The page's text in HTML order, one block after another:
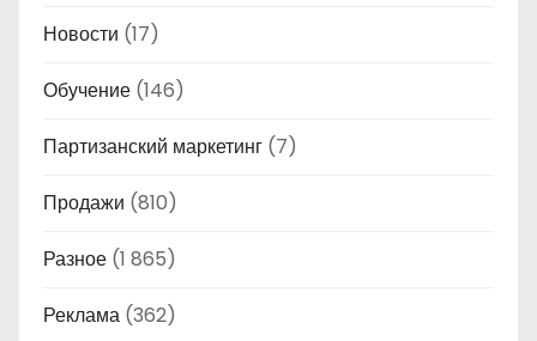
Новости (17)
Обучение (146)
Партизанский маркетинг (7)
Продажи (810)
Разное (1 865)
Реклама (362)